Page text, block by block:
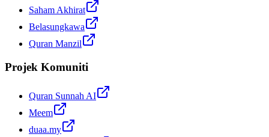
Saham Akhirat
Belasungkawa
Quran Manzil
Projek Komuniti
Quran Sunnah AI
Meem
duaa.my